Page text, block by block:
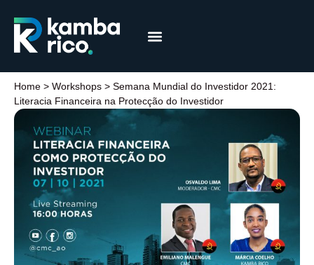
Home > Workshops > Semana Mundial do Investidor 2021:
Literacia Financeira na Protecção do Investidor